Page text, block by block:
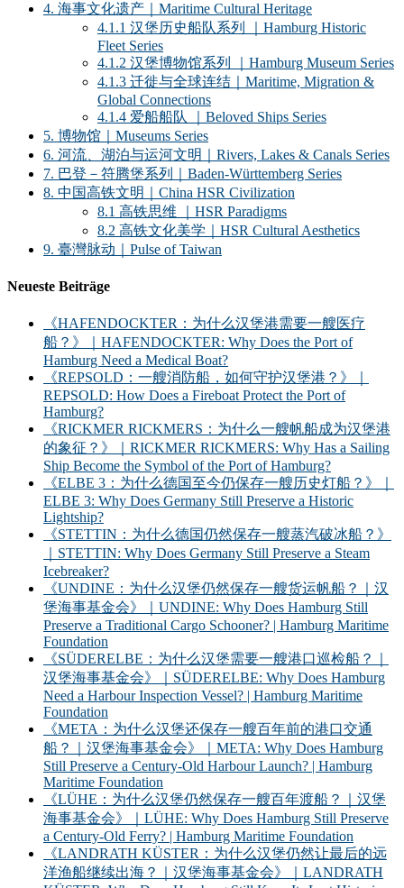
4. 海事文化遗产｜Maritime Cultural Heritage
4.1.1 汉堡历史船队系列 ｜Hamburg Historic
Fleet Series
4.1.2 汉堡博物馆系列 ｜Hamburg Museum Series
4.1.3 迁徙与全球连结｜Maritime, Migration &
Global Connections
4.1.4 爱船船队 ｜Beloved Ships Series
5. 博物馆｜Museums Series
6. 河流、湖泊与运河文明｜Rivers, Lakes & Canals Series
7. 巴登－符腾堡系列｜Baden-Württemberg Series
8. 中国高铁文明｜China HSR Civilization
8.1 高铁思维 ｜HSR Paradigms
8.2 高铁文化美学｜HSR Cultural Aesthetics
9. 臺灣脉动｜Pulse of Taiwan
Neueste Beiträge
《HAFENDOCKTER：为什么汉堡港需要一艘医疗
船？》｜HAFENDOCKTER: Why Does the Port of
Hamburg Need a Medical Boat?
《REPSOLD：一艘消防船，如何守护汉堡港？》｜
REPSOLD: How Does a Fireboat Protect the Port of
Hamburg?
《RICKMER RICKMERS：为什么一艘帆船成为汉堡港
的象征？》｜RICKMER RICKMERS: Why Has a Sailing
Ship Become the Symbol of the Port of Hamburg?
《ELBE 3：为什么德国至今仍保存一艘历史灯船？》｜
ELBE 3: Why Does Germany Still Preserve a Historic
Lightship?
《STETTIN：为什么德国仍然保存一艘蒸汽破冰船？》
｜STETTIN: Why Does Germany Still Preserve a Steam
Icebreaker?
《UNDINE：为什么汉堡仍然保存一艘货运帆船？｜汉
堡海事基金会》｜UNDINE: Why Does Hamburg Still
Preserve a Traditional Cargo Schooner? | Hamburg Maritime
Foundation
《SÜDERELBE：为什么汉堡需要一艘港口巡检船？｜
汉堡海事基金会》｜SÜDERELBE: Why Does Hamburg
Need a Harbour Inspection Vessel? | Hamburg Maritime
Foundation
《META：为什么汉堡还保存一艘百年前的港口交通
船？｜汉堡海事基金会》｜META: Why Does Hamburg
Still Preserve a Century-Old Harbour Launch? | Hamburg
Maritime Foundation
《LÜHE：为什么汉堡仍然保存一艘百年渡船？｜汉堡
海事基金会》｜LÜHE: Why Does Hamburg Still Preserve
a Century-Old Ferry? | Hamburg Maritime Foundation
《LANDRATH KÜSTER：为什么汉堡仍然让最后的远
洋渔船继续出海？｜汉堡海事基金会》｜LANDRATH